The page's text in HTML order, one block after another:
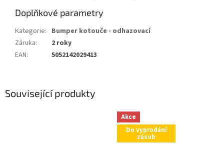
Související produkty
Akce
Do vyprodání
zásob
Doplňkové parametry
Kategorie: Bumper kotouče - odhazovací
Záruka:
2 roky
EAN: 5052142029413